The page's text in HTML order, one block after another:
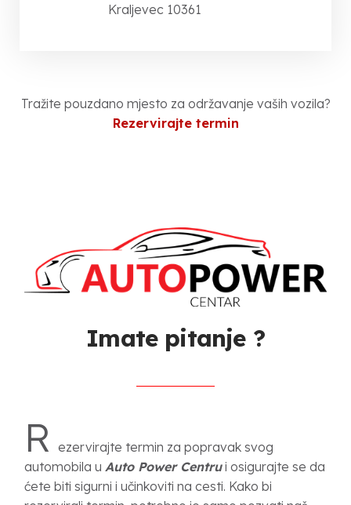
Kraljevec 10361
Tražite pouzdano mjesto za održavanje vaših vozila?
Rezervirajte termin
Imate pitanje ?
R
ezervirajte termin za popravak svog
automobila u Auto Power Centrui osigurajte se da
ćete biti sigurni i učinkoviti na cesti. Kako bi